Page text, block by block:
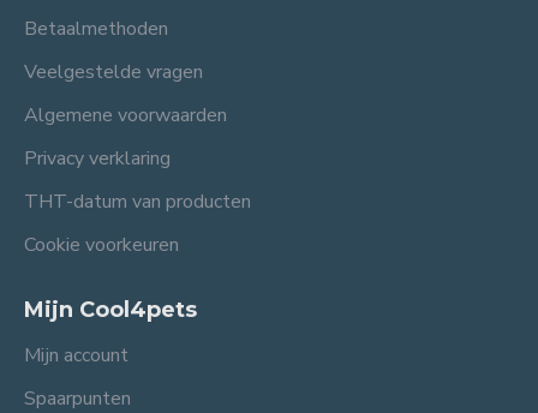
Betaalmethoden
Veelgestelde vragen
Algemene voorwaarden
Privacy verklaring
THT-datum van producten
Cookie voorkeuren
Mijn Cool4pets
Mijn account
Spaarpunten